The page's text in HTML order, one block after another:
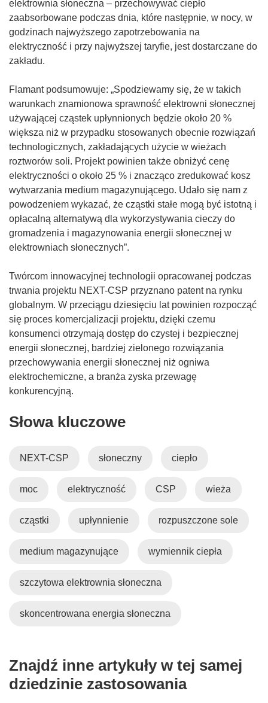
n
i
e
)
z
y
s
i
n
o
w
y
m
o
k
n
i
e
)
elektrownia słoneczna – przechowywać ciepło
zaabsorbowane podczas dnia, które następnie, w nocy, w
godzinach najwyższego zapotrzebowania na
elektryczność i przy najwyższej taryfie, jest dostarczane do
zakładu.
Flamant podsumowuje: „Spodziewamy się, że w takich
warunkach znamionowa sprawność elektrowni słonecznej
używającej cząstek upłynnionych będzie około 20 %
większa niż w przypadku stosowanych obecnie rozwiązań
technologicznych, zakładających użycie w wieżach
roztworów soli. Projekt powinien także obniżyć cenę
elektryczności o około 25 % i znacząco zredukować kosz
wytwarzania medium magazynującego. Udało się nam z
powodzeniem wykazać, że cząstki stałe mogą być istotną i
opłacalną alternatywą dla wykorzystywania cieczy do
gromadzenia i magazynowania energii słonecznej w
elektrowniach słonecznych”.
Twórcom innowacyjnej technologii opracowanej podczas
trwania projektu NEXT-CSP przyznano patent na rynku
globalnym. W przeciągu dziesięciu lat powinien rozpocząć
się proces komercjalizacji projektu, dzięki czemu
konsumenci otrzymają dostęp do czystej i bezpiecznej
energii słonecznej, bardziej zielonego rozwiązania
przechowywania energii słonecznej niż ogniwa
elektrochemiczne, a branża zyska przewagę
konkurencyjną.
Słowa kluczowe
NEXT-CSP słoneczny ciepło
moc elektryczność CSP wieża
cząstki upłynnienie rozpuszczone sole
medium magazynujące wymiennik ciepła
szczytowa elektrownia słoneczna
skoncentrowana energia słoneczna
Znajdź inne artykuły w tej samej
dziedzinie zastosowania